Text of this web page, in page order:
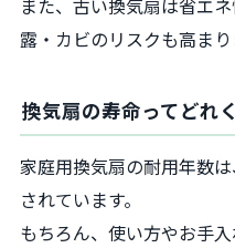
また、古い換気扇は省エ
露・カビのリスクも高まり
換気扇の寿命ってどれ
家庭用換気扇の耐用年数
されています。
もちろん、使い方やお手